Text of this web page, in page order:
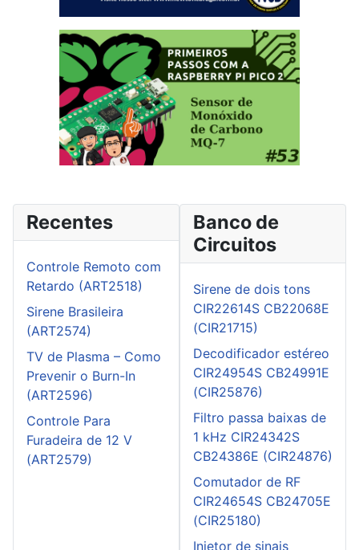
Recentes
Controle Remoto com
Retardo (ART2518)
Sirene Brasileira
(ART2574)
TV de Plasma – Como
Prevenir o Burn-In
(ART2596)
Controle Para
Furadeira de 12 V
(ART2579)
Banco de
Circuitos
Sirene de dois tons
CIR22614S CB22068E
(CIR21715)
Decodificador estéreo
CIR24954S CB24991E
(CIR25876)
Filtro passa baixas de
1 kHz CIR24342S
CB24386E (CIR24876)
Comutador de RF
CIR24654S CB24705E
(CIR25180)
Injetor de sinais